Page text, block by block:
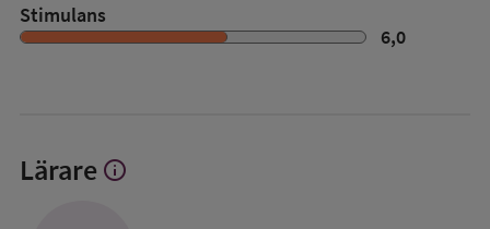
Stimulans
6,0
Lärare Visa
info